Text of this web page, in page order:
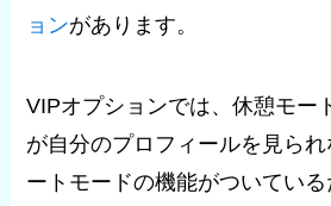
ョンがあります。
VIPオプションでは、休憩モー
が自分のプロフィールを見ら
ートモードの機能がついてい